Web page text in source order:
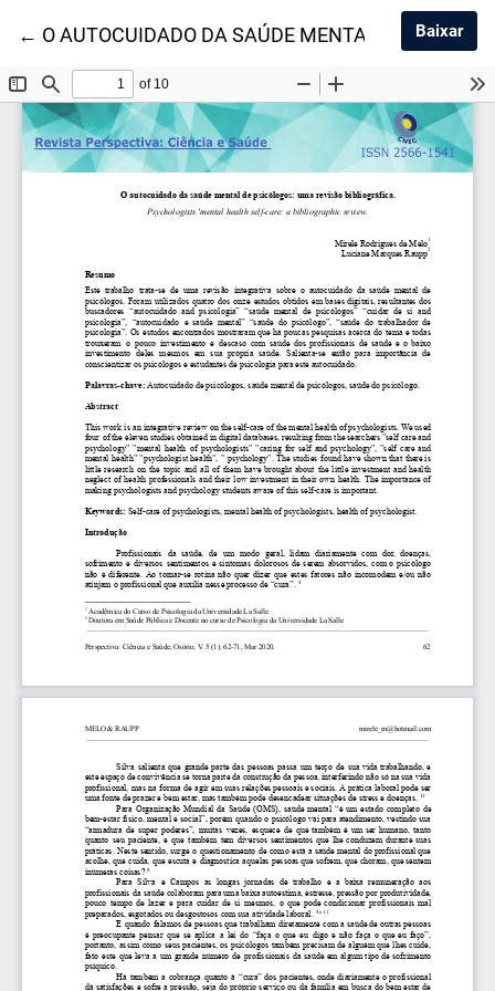
← Voltar aos Detalhes do Artigo
O AUTOCUIDADO DA SAÚDE MENTAL DE Baixar